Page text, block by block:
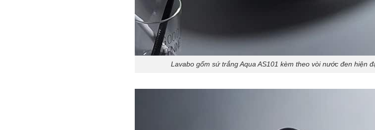
Lavabo gốm sứ trắng Aqua AS101 kèm theo vòi nước đen hiện